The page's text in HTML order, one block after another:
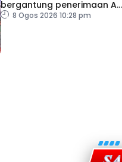
bergantung penerimaan AS
– IRGC
8 Ogos 2026 10:28 pm